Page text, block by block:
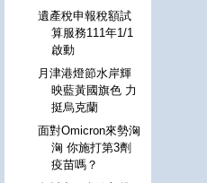
遺產稅申報稅額試
算服務111年1/1
啟動
月津港燈節水岸輝
映藍黃國旗色 力
挺烏克蘭
面對Omicron來勢洶
洶 你施打第3劑
疫苗嗎？